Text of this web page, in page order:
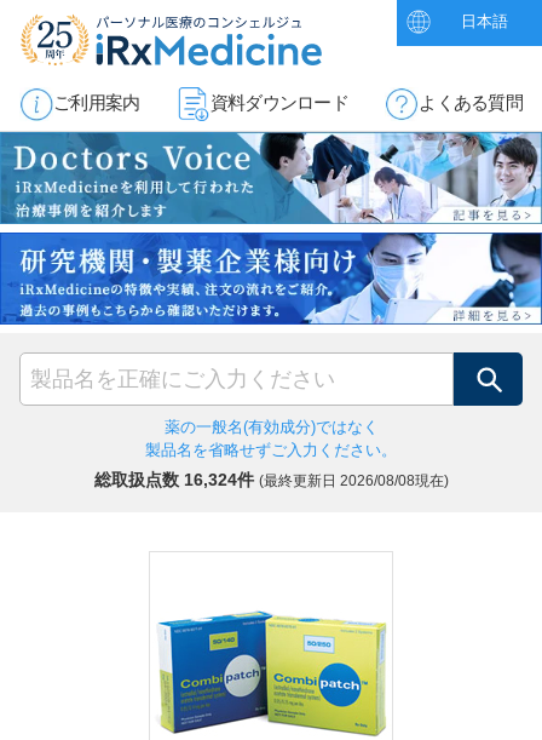
日本語
ご利用案内 資料ダウンロード よくある質問
検索
薬の一般名(有効成分)ではなく
製品名を省略せずご入力ください。
総取扱点数 16,324件 (最終更新日 2026/08/08現在)